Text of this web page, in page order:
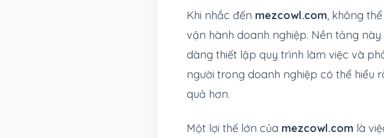
Khi nhắc đến mezcowl.com , không
vận hành doanh nghiệp. Nền tảng
dàng thiết lập quy trình làm việc và
người trong doanh nghiệp có thể hiểu
quả hơn.
Một lợi thế lớn của mezcowl.com là